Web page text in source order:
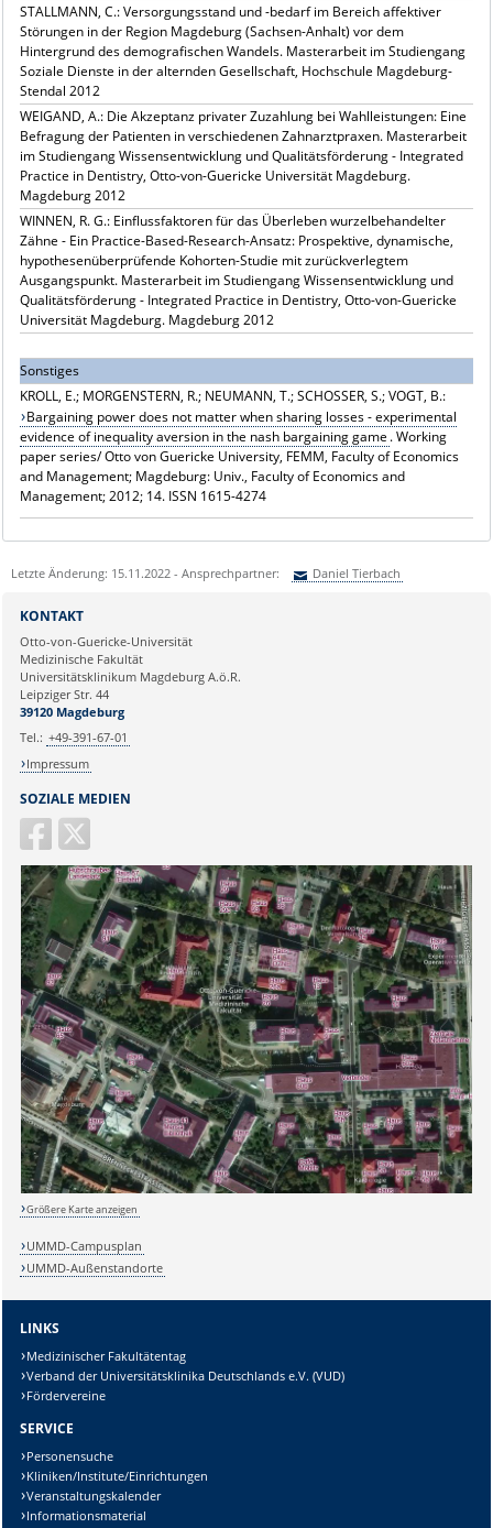
STALLMANN, C.: Versorgungsstand und -bedarf im Bereich affektiver
Störungen in der Region Magdeburg (Sachsen-Anhalt) vor dem
Hintergrund des demografischen Wandels. Masterarbeit im Studiengang
Soziale Dienste in der alternden Gesellschaft, Hochschule Magdeburg-
Stendal 2012
WEIGAND, A.: Die Akzeptanz privater Zuzahlung bei Wahlleistungen: Eine
Befragung der Patienten in verschiedenen Zahnarztpraxen. Masterarbeit
im Studiengang Wissensentwicklung und Qualitätsförderung - Integrated
Practice in Dentistry, Otto-von-Guericke Universität Magdeburg.
Magdeburg 2012
WINNEN, R. G.: Einflussfaktoren für das Überleben wurzelbehandelter
Zähne - Ein Practice-Based-Research-Ansatz: Prospektive, dynamische,
hypothesenüberprüfende Kohorten-Studie mit zurückverlegtem
Ausgangspunkt. Masterarbeit im Studiengang Wissensentwicklung und
Qualitätsförderung - Integrated Practice in Dentistry, Otto-von-Guericke
Universität Magdeburg. Magdeburg 2012
Sonstiges
KROLL, E.; MORGENSTERN, R.; NEUMANN, T.; SCHOSSER, S.; VOGT, B.:
Bargaining power does not matter when sharing losses - experimental
evidence of inequality aversion in the nash bargaining game . Working
paper series/ Otto von Guericke University, FEMM, Faculty of Economics
and Management; Magdeburg: Univ., Faculty of Economics and
Management; 2012; 14. ISSN 1615-4274
Letzte Änderung: 15.11.2022 - Ansprechpartner: Daniel Tierbach
Ihre E-Mailadresse:
Ihr Anliegen:
SOZIALE MEDIEN
KONTAKT
Otto-von-Guericke-Universität
Medizinische Fakultät
Universitätsklinikum Magdeburg A.ö.R.
Leipziger Str. 44
39120 Magdeburg
Tel.: +49-391-67-01
Impressum
Größere Karte anzeigen
UMMD-Campusplan
UMMD-Außenstandorte
LINKS
Medizinischer Fakultätentag
Verband der Universitätsklinika Deutschlands e.V. (VUD)
Fördervereine
SERVICE
Personensuche
Kliniken/Institute/Einrichtungen
Veranstaltungskalender
Informationsmaterial